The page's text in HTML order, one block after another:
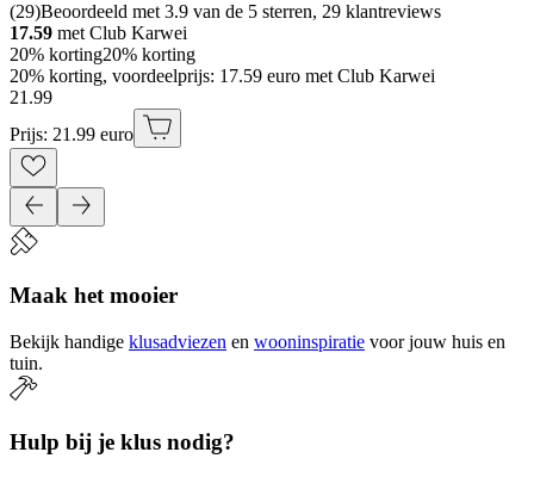
(29)Beoordeeld met 3.9 van de 5 sterren, 29 klantreviews
17.59 met Club Karwei
20% korting20% korting
20% korting, voordeelprijs: 17.59 euro met Club Karwei
21 .99
Prijs: 21.99 euro
Maak het mooier
Bekijk handige klusadviezen en wooninspiratie voor jouw huis en
tuin.
Hulp bij je klus nodig?